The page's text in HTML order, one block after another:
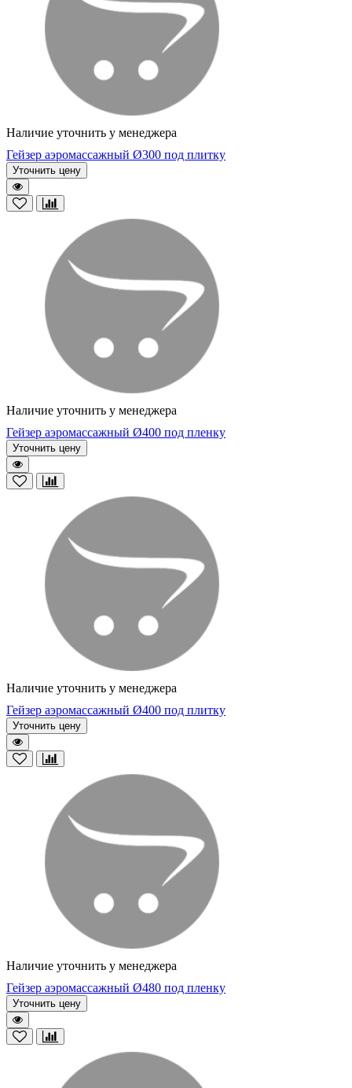
Наличие уточнить у менеджера
Гейзер аэромассажный Ø300 под плитку
Уточнить цену
Наличие уточнить у менеджера
Гейзер аэромассажный Ø400 под пленку
Уточнить цену
Наличие уточнить у менеджера
Гейзер аэромассажный Ø400 под плитку
Уточнить цену
Наличие уточнить у менеджера
Гейзер аэромассажный Ø480 под пленку
Уточнить цену